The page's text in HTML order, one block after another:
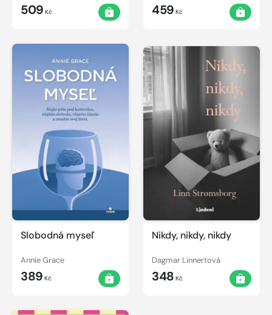
509 Kč 459 Kč
Slobodná myseľ
Annie Grace
389 Kč
Nikdy, nikdy, nikdy
Dagmar Linnertová
348 Kč